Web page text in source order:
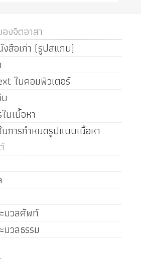
งจิตอาสา
สือเก่า (รูปสแกน)
ในคอมพิวเตอร์
นเนื้อหา
การกำหนดรูปแบบเนื้อหา
มวลศัพท์
วลธรรม